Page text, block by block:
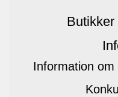
Information